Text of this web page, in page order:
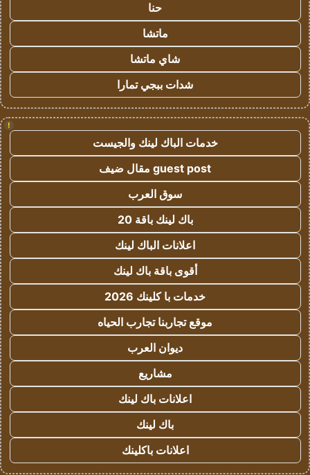
حنا
ماتشا
شاي ماتشا
شدات ببجي تمارا
!
خدمات الباك لينك والجيست
guest post مقال ضيف
سوق العرب
باك لينك باقة 20
اعلانات الباك لينك
أقوى باقة باك لينك
خدمات با كلينك 2026
موقع تجاربنا تجارب الحياه
ديوان العرب
مشاريع
اعلانات باك لينك
باك لينك
اعلانات باكلينك